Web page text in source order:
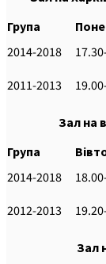
Група
2014-2018
2011-2013
Зал на
Група
2014-2018
2012-2013
Зал